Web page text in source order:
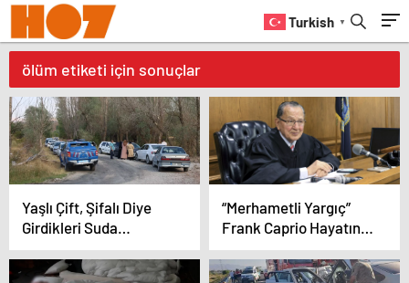
Turkish ▼
ölüm etiketi için sonuçlar
Yaşlı Çift, Şifalı Diye
Girdikleri Suda
Hayatını Kaybetti
“Merhametli Yargıç”
Frank Caprio Hayatını
Kaybetti